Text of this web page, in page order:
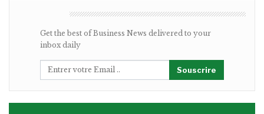
Get the best of Business News delivered to your
inbox daily
Souscrire